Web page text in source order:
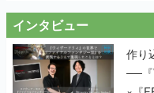
インタビュー
作り
──『